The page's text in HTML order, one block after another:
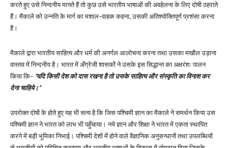
करते हुए उसे निन्दनीय मानते हैं तो कुछ उसे भारतीय भाषाओं की अवहेलना के लिए दोषी ठहराते
हैं। मैकाले को उन्नति के मार्ग का मशाल-वाहक कहना, उसकी अतिश्योक्तिपूर्ण प्रशंसा करना
है।
मैकाले द्वारा भारतीय साहित्य और धर्म की अनर्गल आलोचना करना तथा उसका मखौल उड़ाना
वास्तव में निन्दनीय है। भारत में अँग्रेजी शासकों ने उसके इस सिद्धान्त का अक्षरंशः पालन
किया कि- ‘यदि किसी देश को दास रखना है तो उसके साहित्य और संस्कृति का विनाश कर
देना चाहिये।’
उपरोक्त दोषों के होते हुए यह भी सत्य है कि जिस पश्चिमी ज्ञान का मैकाले ने समर्थन किया उस
पश्चिमी ज्ञान ने भारत को लाभ भी पहुँचाया। नये ज्ञान और शिक्षा ने भारत में एकता स्थापित
करने में बड़ी भूमिका निभाई। पश्चिमी देशों में होने वाले वैज्ञानिक अनुसन्धानों तथा उपलब्धियों